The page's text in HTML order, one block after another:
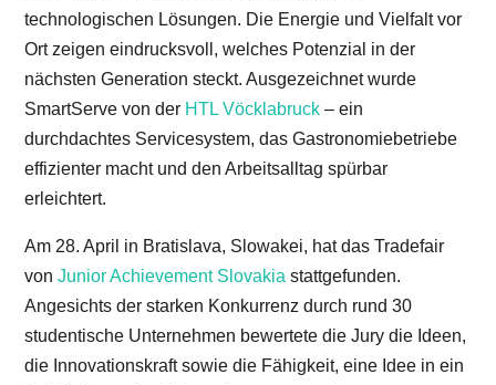
technologischen Lösungen. Die Energie und Vielfalt vor
Ort zeigen eindrucksvoll, welches Potenzial in der
nächsten Generation steckt. Ausgezeichnet wurde
SmartServe von der HTL Vöcklabruck – ein
durchdachtes Servicesystem, das Gastronomiebetriebe
effizienter macht und den Arbeitsalltag spürbar
erleichtert.
Am 28. April in Bratislava, Slowakei, hat das Tradefair
vonJunior Achievement Slovakia stattgefunden.
Angesichts der starken Konkurrenz durch rund 30
studentische Unternehmen bewertete die Jury die Ideen,
die Innovationskraft sowie die Fähigkeit, eine Idee in ein